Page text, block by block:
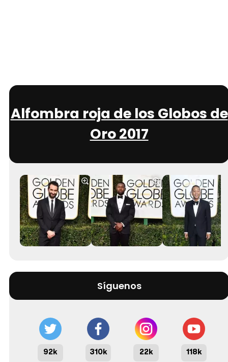
Alfombra roja de los Globos de
Oro 2017
Síguenos
92k 310k 22k 118k